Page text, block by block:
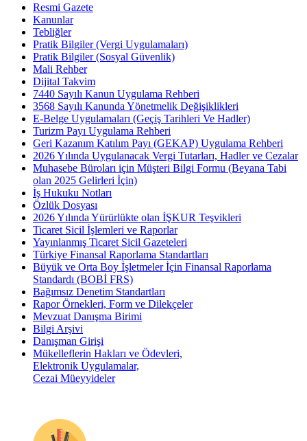
Resmi Gazete
Kanunlar
Tebliğler
Pratik Bilgiler (Vergi Uygulamaları)
Pratik Bilgiler (Sosyal Güvenlik)
Mali Rehber
Dijital Takvim
7440 Sayılı Kanun Uygulama Rehberi
3568 Sayılı Kanunda Yönetmelik Değişiklikleri
E-Belge Uygulamaları (Geçiş Tarihleri Ve Hadler)
Turizm Payı Uygulama Rehberi
Geri Kazanım Katılım Payı (GEKAP) Uygulama Rehberi
2026 Yılında Uygulanacak Vergi Tutarları, Hadler ve Cezalar
Muhasebe Büroları için Müşteri Bilgi Formu (Beyana Tabi
olan 2025 Gelirleri İçin)
İş Hukuku Notları
Özlük Dosyası
2026 Yılında Yürürlükte olan İŞKUR Teşvikleri
Ticaret Sicil İşlemleri ve Raporlar
Yayınlanmış Ticaret Sicil Gazeteleri
Türkiye Finansal Raporlama Standartları
Büyük ve Orta Boy İşletmeler İçin Finansal Raporlama
Standardı (BOBİ FRS)
Bağımsız Denetim Standartları
Rapor Örnekleri, Form ve Dilekçeler
Mevzuat Danışma Birimi
Bilgi Arşivi
Danışman Girişi
Mükelleflerin Hakları ve Ödevleri,
Elektronik Uygulamalar,
Cezai Müeyyideler